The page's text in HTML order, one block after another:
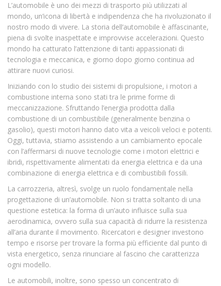
L’automobile è uno dei mezzi di trasporto più utilizzati al
mondo, un’icona di libertà e indipendenza che ha rivoluzionato il
nostro modo di vivere. La storia dell’automobile è affascinante,
piena di svolte inaspettate e improvvise accelerazioni. Questo
mondo ha catturato l’attenzione di tanti appassionati di
tecnologia e meccanica, e giorno dopo giorno continua ad
attirare nuovi curiosi.
Iniziando con lo studio dei sistemi di propulsione, i motori a
combustione interna sono stati tra le prime forme di
meccanizzazione. Sfruttando l’energia prodotta dalla
combustione di un combustibile (generalmente benzina o
gasolio), questi motori hanno dato vita a veicoli veloci e potenti.
Oggi, tuttavia, stiamo assistendo a un cambiamento epocale
con l’affermarsi di nuove tecnologie come i motori elettrici e
ibridi, rispettivamente alimentati da energia elettrica e da una
combinazione di energia elettrica e di combustibili fossili.
La carrozzeria, altresì, svolge un ruolo fondamentale nella
progettazione di un’automobile. Non si tratta soltanto di una
questione estetica: la forma di un’auto influisce sulla sua
aerodinamica, ovvero sulla sua capacità di ridurre la resistenza
all’aria durante il movimento. Ricercatori e designer investono
tempo e risorse per trovare la forma più efficiente dal punto di
vista energetico, senza rinunciare al fascino che caratterizza
ogni modello.
Le automobili, inoltre, sono spesso un concentrato di